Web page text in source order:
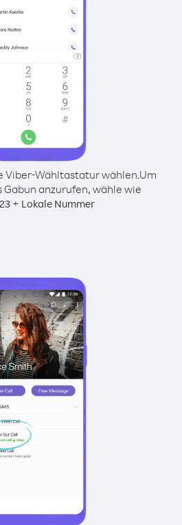
Viber-Wähltastatur wählen.Um
anzurufen, wähle wie
+ Lokale Nummer